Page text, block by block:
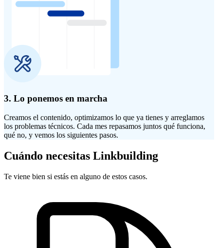
3. Lo ponemos en marcha
Creamos el contenido, optimizamos lo que ya tienes y arreglamos
los problemas técnicos. Cada mes repasamos juntos qué funciona,
qué no, y vemos los siguientes pasos.
Cuándo necesitas Linkbuilding
Te viene bien si estás en alguno de estos casos.